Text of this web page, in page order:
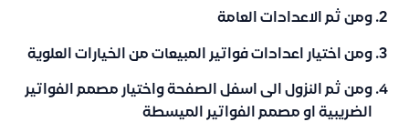
ومن ثم الاعدادات العامة
ومن اختيار اعدادات فواتير المبيعات من الخيارات العلوية
ومن ثم النزول الى اسفل الصفحة واختيار مصمم الفواتير
الضريبية او مصمم الفواتير الميسطة